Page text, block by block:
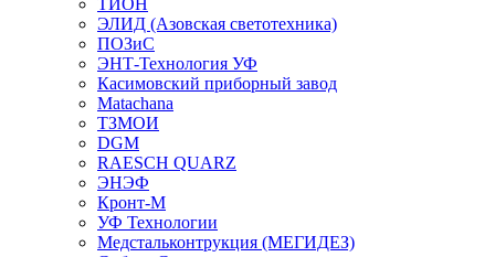
ЭЛИД (Азовская светотехника)
ПОЗиС
ЭНТ-Технология УФ
Касимовский приборный завод
Matachana
ТЗМОИ
DGM
RAESCH QUARZ
ЭНЭФ
Кронт-М
УФ Технологии
Медстальконтрукция (МЕГИДЕЗ)